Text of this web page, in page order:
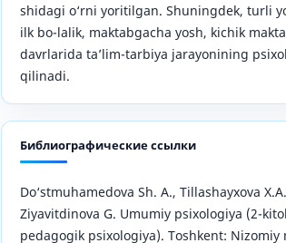
shidagi o‘rni yoritilgan. Shuningdek, turli
ilk bo-lalik, maktabgacha yosh, kichik
davrlarida ta’lim-tarbiya jarayonining
qilinadi.
Библиографические ссылки
Do‘stmuhamedova Sh. A., Tillashayxova
Ziyavitdinova G. Umumiy psixologiya (2-
pedagogik psixologiya). Toshkent: